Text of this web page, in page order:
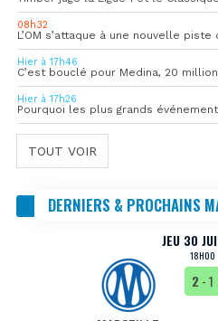
08h32
Hier à 17h46
C’est bouclé pour Medina, 20
Hier à 17h26
TOUT VOIR
DERNIERS & PROCHAINS
JEU 30
18H00
2 - 1